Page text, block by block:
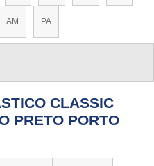
AM PA
CLASSIC
PRETO PORTO